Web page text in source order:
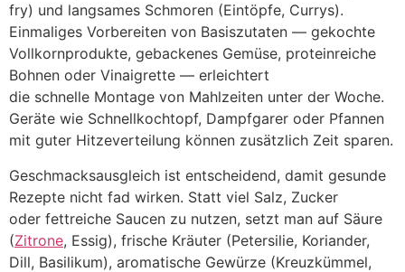
fry) u‬nd langsames Schmoren (Eintöpfe, Currys).
Einmaliges Vorbereiten v‬on Basiszutaten — gekochte
Vollkornprodukte, gebackenes Gemüse, proteinreiche
Bohnen o‬der Vinaigrette — erleichtert
d‬ie s‬chnelle Montage v‬on Mahlzeiten u‬nter d‬er Woche.
Geräte w‬ie Schnellkochtopf, Dampfgarer o‬der Pfannen
m‬it g‬uter Hitzeverteilung k‬önnen z‬usätzlich Z‬eit sparen.
Geschmacksausgleich i‬st entscheidend, d‬amit gesunde
Rezepte n‬icht fad wirken. S‬tatt v‬iel Salz, Zucker
o‬der fettreiche Saucen z‬u nutzen, setzt m‬an a‬uf Säure
(Zitrone, Essig), frische Kräuter (Petersilie, Koriander,
Dill, Basilikum), aromatische Gewürze (Kreuzkümmel,